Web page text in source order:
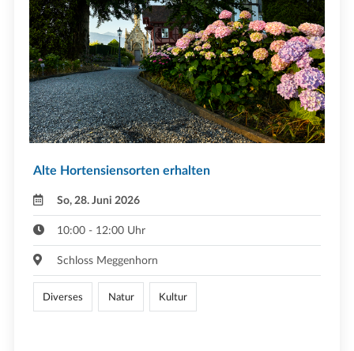
Alte Hortensiensorten erhalten
So, 28. Juni 2026
10:00 - 12:00 Uhr
Schloss Meggenhorn
Diverses Natur Kultur